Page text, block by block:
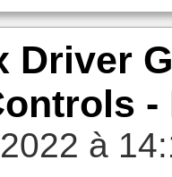
Driver
à